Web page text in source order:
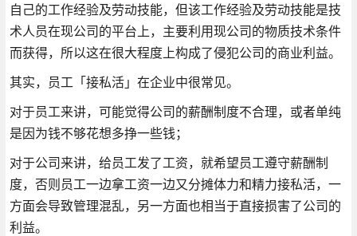
自己的工作经验及劳动技能，但该工作经验及劳动技能是技
术人员在现公司的平台上，主要利用现公司的物质技术条件
而获得，所以这在很大程度上构成了侵犯公司的商业利益。
其实，员工「接私活」在企业中很常见。
对于员工来讲，可能觉得公司的薪酬制度不合理，或者单纯
是因为钱不够花想多挣一些钱；
对于公司来讲，给员工发了工资，就希望员工遵守薪酬制
度，否则员工一边拿工资一边又分摊体力和精力接私活，一
方面会导致管理混乱，另一方面也相当于直接损害了公司的
利益。